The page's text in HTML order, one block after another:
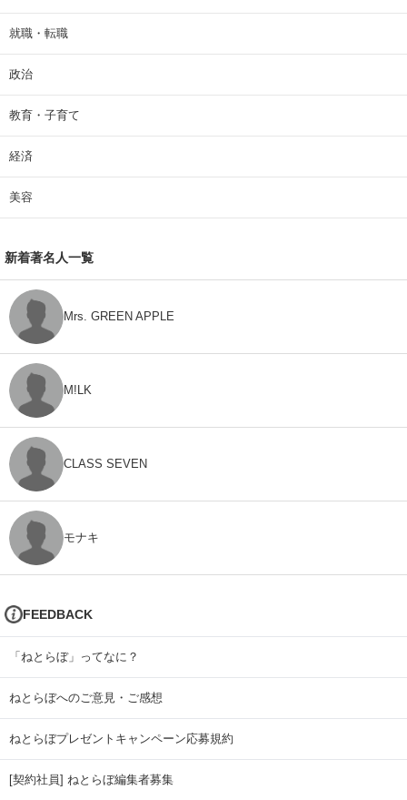
就職・転職
政治
教育・子育て
経済
美容
新着著名人一覧
Mrs. GREEN APPLE
M!LK
CLASS SEVEN
モナキ
FEEDBACK
「ねとらぼ」ってなに？
ねとらぼへのご意見・ご感想
ねとらぼプレゼントキャンペーン応募規約
[契約社員] ねとらぼ編集者募集